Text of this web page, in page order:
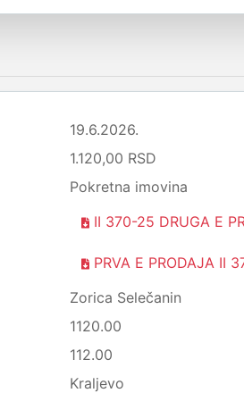
19.6.2026.
1.120,00 RSD
Pokretna imovina
II 370-25 DRUGA E
PRVA E PRODAJA II
Zorica Selečanin
1120.00
112.00
Kraljevo